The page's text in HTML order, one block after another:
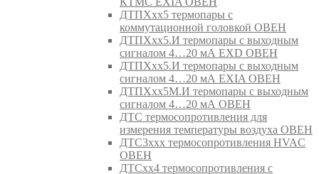
ДТПХхх5 термопары с
коммутационной головкой ОВЕН
ДТПХхх5.И термопары с выходным
сигналом 4…20 мА EXD ОВЕН
ДТПХхх5.И термопары с выходным
сигналом 4…20 мА EXIA ОВЕН
ДТПХхх5М.И термопары с выходным
сигналом 4…20 мА ОВЕН
ДТС термосопротивления для
измерения температуры воздуха ОВЕН
ДТС3ххх термосопротивления HVAC
ОВЕН
ДТСхх4 термосопротивления с